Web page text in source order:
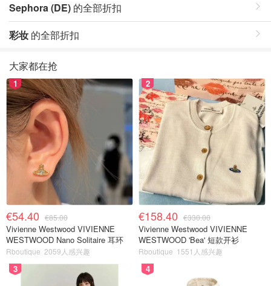
Sephora (DE) 的全部折扣
彩妆 的全部折扣
大家都在抢
1
€54.40 €85.00
Vivienne Westwood VIVIENNE
WESTWOOD Nano Solitaire 耳环
Rboutique 2059人感兴趣
2
€158.40 €330.00
Vivienne Westwood VIVIENNE
WESTWOOD 'Bea' 短款开衫
Rboutique 1551人感兴趣
3 4